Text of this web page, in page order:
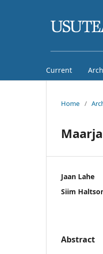
Current
Home /
Jaan Lahe
Siim
Abstract